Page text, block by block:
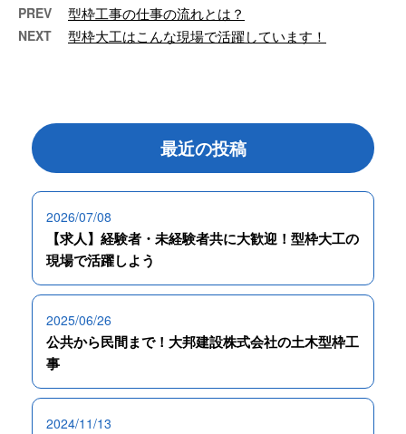
PREV 型枠工事の仕事の流れとは？
NEXT 型枠大工はこんな現場で活躍しています！
最近の投稿
2026/07/08
【求人】経験者・未経験者共に大歓迎！型枠大工の
現場で活躍しよう
2025/06/26
公共から民間まで！大邦建設株式会社の土木型枠工
事
2024/11/13